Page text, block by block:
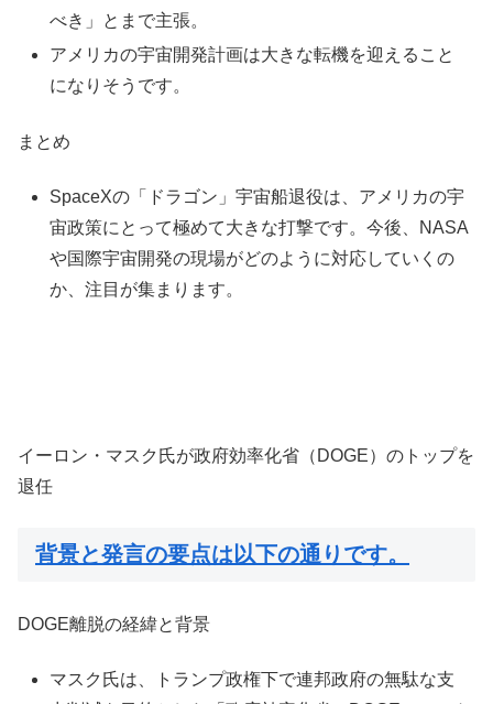
べき」とまで主張。
アメリカの宇宙開発計画は大きな転機を迎えること
になりそうです。
まとめ
SpaceXの「ドラゴン」宇宙船退役は、アメリカの宇
宙政策にとって極めて大きな打撃です。今後、NASA
や国際宇宙開発の現場がどのように対応していくの
か、注目が集まります。
イーロン・マスク氏が政府効率化省（DOGE）のトップを
退任
背景と発言の要点は以下の通りです。
DOGE離脱の経緯と背景
マスク氏は、トランプ政権下で連邦政府の無駄な支